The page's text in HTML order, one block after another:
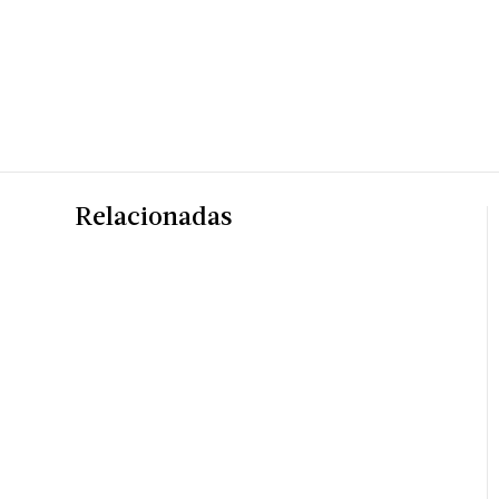
Relacionadas